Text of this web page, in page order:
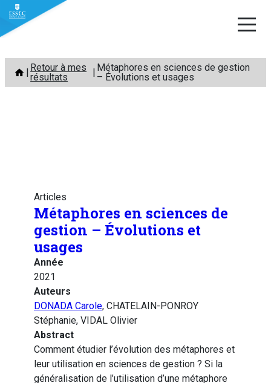
Aller
contenu
Retour à mes
résultats
Métaphores en sciences de gestion
– Évolutions et usages
Articles
Métaphores en sciences de
gestion – Évolutions et
usages
Année
2021
Auteurs
DONADA Carole, CHATELAIN-PONROY
Stéphanie, VIDAL Olivier
Abstract
Comment étudier l’évolution des métaphores et
leur utilisation en sciences de gestion ? Si la
généralisation de l’utilisation d’une métaphore